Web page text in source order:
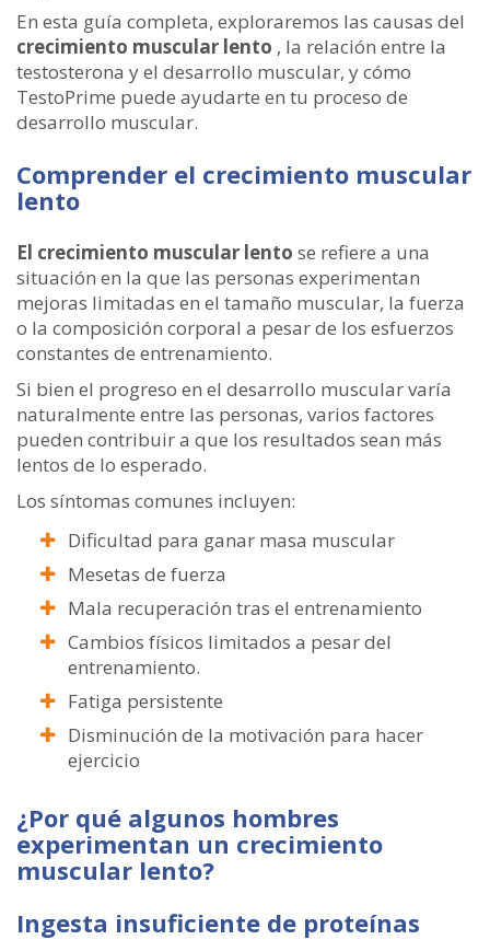
En esta guía completa, exploraremos las causas del
crecimiento muscular lento , la relación entre la
testosterona y el desarrollo muscular, y cómo
TestoPrime puede ayudarte en tu proceso de
desarrollo muscular.
Comprender el crecimiento muscular
lento
El crecimiento muscular lento se refiere a una
situación en la que las personas experimentan
mejoras limitadas en el tamaño muscular, la fuerza
o la composición corporal a pesar de los esfuerzos
constantes de entrenamiento.
Si bien el progreso en el desarrollo muscular varía
naturalmente entre las personas, varios factores
pueden contribuir a que los resultados sean más
lentos de lo esperado.
Los síntomas comunes incluyen:
Dificultad para ganar masa muscular
Mesetas de fuerza
Mala recuperación tras el entrenamiento
Cambios físicos limitados a pesar del
entrenamiento.
Fatiga persistente
Disminución de la motivación para hacer
ejercicio
¿Por qué algunos hombres
experimentan un crecimiento
muscular lento?
Ingesta insuficiente de proteínas